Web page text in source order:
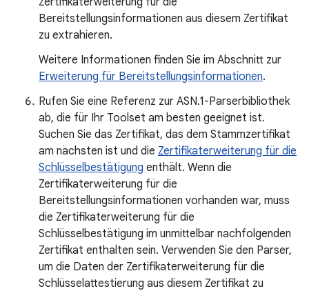
Bereitstellungsinformationen aus diesem Zertifikat
zu extrahieren.
Weitere Informationen finden Sie im Abschnitt zur
Erweiterung für Bereitstellungsinformationen.
Rufen Sie eine Referenz zur ASN.1-Parserbibliothek
ab, die für Ihr Toolset am besten geeignet ist.
Suchen Sie das Zertifikat, das dem Stammzertifikat
am nächsten ist und die Zertifikaterweiterung für die
Schlüsselbestätigung enthält. Wenn die
Zertifikaterweiterung für die
Bereitstellungsinformationen vorhanden war, muss
die Zertifikaterweiterung für die
Schlüsselbestätigung im unmittelbar nachfolgenden
Zertifikat enthalten sein. Verwenden Sie den Parser,
um die Daten der Zertifikaterweiterung für die
Schlüsselattestierung aus diesem Zertifikat zu